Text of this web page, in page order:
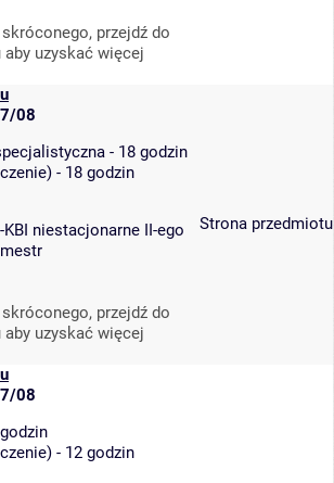
przejdź do
uzyskać więcej
08
- 18 godzin
- 18 godzin
KBI niestacjonarne II-ego
przejdź do
uzyskać więcej
Strona przedmiotu
08
- 12 godzin